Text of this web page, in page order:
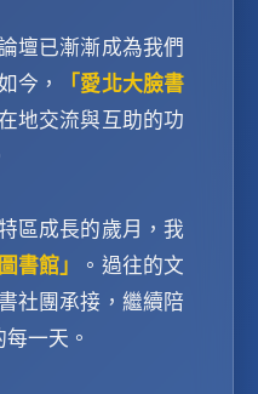
壇已漸漸成為我們
今，
「愛北大臉書
地交流與互助的功
區成長的歲月，我
書館」
。過往的文
社團承接，繼續陪
一天。